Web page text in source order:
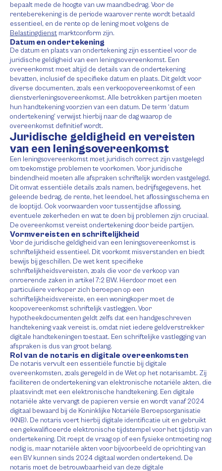
bepaalt mede de hoogte van uw maandbedrag. Voor de
renteberekening is de periode waarover rente wordt betaald
essentieel, en de rente op de lening moet volgens de
Belastingdienst marktconform zijn.
Datum en ondertekening
De datum en plaats van ondertekening zijn essentieel voor de
juridische geldigheid van een leningsovereenkomst. Een
overeenkomst moet altijd de details van de ondertekening
bevatten, inclusief de specifieke datum en plaats. Dit geldt voor
diverse documenten, zoals een verkoopovereenkomst of een
dienstverleningsovereenkomst. Alle betrokken partijen moeten
hun handtekening voorzien van een datum. De term ‘datum
ondertekening’ verwijst hierbij naar de dag waarop de
overeenkomst definitief wordt.
Juridische geldigheid en vereisten
van een leningsovereenkomst
Een leningsovereenkomst moet juridisch correct zijn vastgelegd
om toekomstige problemen te voorkomen. Voor juridische
bindendheid moeten alle afspraken schriftelijk worden vastgelegd.
Dit omvat essentiële details zoals namen, bedrijfsgegevens, het
geleende bedrag, de rente, het leendoel, het aflossingsschema en
de looptijd. Ook voorwaarden voor tussentijdse aflossing,
eventuele zekerheden en wat te doen bij problemen zijn cruciaal.
De overeenkomst vereist ondertekening door beide partijen.
Vormvereisten en schriftelijkheid
Voor de juridische geldigheid van een leningsovereenkomst is
schriftelijkheid essentieel. Dit voorkomt misverstanden en biedt
bewijs bij geschillen. De wet kent specifieke
schriftelijkheidsvereisten, zoals die voor de verkoop van
onroerende zaken in artikel 7:2 BW. Hierdoor moet een
particuliere verkoper zich beroepen op een
schriftelijkheidsvereiste, en een woningkoper moet de
koopovereenkomst schriftelijk vastleggen. Voor
hypotheekdocumenten geldt zelfs dat een handgeschreven
handtekening vaak vereist is, omdat niet iedere geldverstrekker
digitale handtekeningen toestaat. Een schriftelijke vastlegging van
afspraken is dus van groot belang.
Rol van de notaris en digitale overeenkomsten
De notaris vervult een essentiële functie bij digitale
overeenkomsten, zoals geregeld in de Wet op het notarisambt. Zij
faciliteren de ondertekening van elektronische notariële akten, die
plaatsvindt met een elektronische handtekening. Een digitale
notariële akte vervangt de papieren versie en wordt vanaf 2024
digitaal bewaard bij de Koninklijke Notariële Beroepsorganisatie
(KNB). De notaris voert hierbij digitale identificatie uit en gebruikt
een gekwalificeerde elektronische tijdstempel voor het tijdstip van
ondertekening. Dit roept de vraag op of een fysieke ontmoeting nog
nodig is, maar notariële akten voor bijvoorbeeld de oprichting van
een BV kunnen sinds 2024 digitaal worden ondertekend. De
notaris moet de betrouwbaarheid van deze digitale